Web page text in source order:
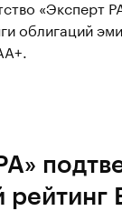
«Эксперт
облигаций
рейтинг